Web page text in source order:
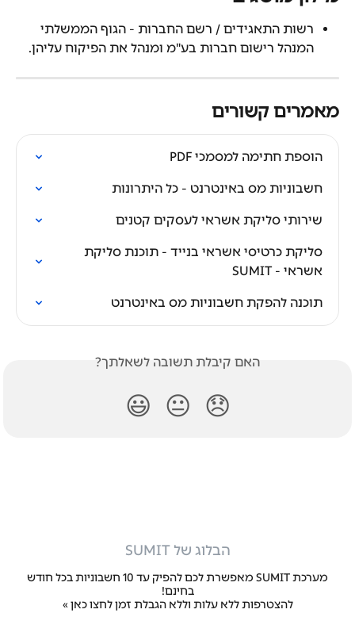
רשות התאגידים / רשם החברות - הגוף הממשלתי
המנהל רישום חברות בע"מ ומנהל את הפיקוח עליהן.
מאמרים קשורים
הוספת חתימה למסמכי PDF
חשבוניות מס באינטרנט - כל היתרונות
שירותי סליקת אשראי לעסקים קטנים
סליקת כרטיסי אשראי בנייד - תוכנת סליקת
אשראי - SUMIT
תוכנה להפקת חשבוניות מס באינטרנט
האם קיבלת תשובה לשאלתך?
😞
😐
😃
הבלוג של SUMIT
מערכת SUMIT מאפשרת לכם להפיק עד 10 חשבוניות בכל חודש
בחינם!
להצטרפות ללא עלות וללא הגבלת זמןלחצו כאן »